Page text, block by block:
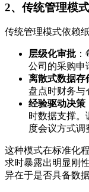
2、传统管理模
传统管理模式依赖
层级化审批
公司的采购申
离散式数据存
盘点时财务与
经验驱动决策
时数据支撑。
度会议方式调
这种模式在标准化
求时暴露出明显刚
异在于是否具备数